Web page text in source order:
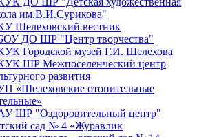
им.В.И.Сурикова"
Шелеховский вестник
ДО ШР "Центр творчества"
Городской музей Г.И. Шелехова
ШР Межпоселенческий центр
развития
«Шелеховские отопительные
ШР "Оздоровительный центр"
сад № 4 «Журавлик